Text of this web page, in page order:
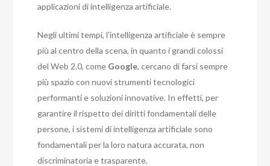
applicazioni di intelligenza artificiale.
Negli ultimi tempi, l’intelligenza artificiale è sempre
più al centro della scena, in quanto i grandi colossi
del Web 2.0, come Google, cercano di farsi sempre
più spazio con nuovi strumenti tecnologici
performanti e soluzioni innovative. In effetti, per
garantire il rispetto dei diritti fondamentali delle
persone, i sistemi di intelligenza artificiale sono
fondamentali per la loro natura accurata, non
discriminatoria e trasparente.